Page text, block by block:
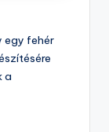
egy fehér
a